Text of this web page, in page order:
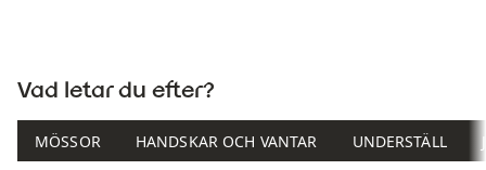
Vad letar du efter?
MÖSSOR HANDSKAR OCH VANTAR UNDERSTÄLL